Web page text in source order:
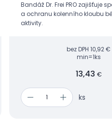
Bandáž Dr. Frei PRO zajišťuje
a ochranu kolenního kloubu
aktivity.
bez DPH 10,92 €
min=1ks
13,43 €
ks